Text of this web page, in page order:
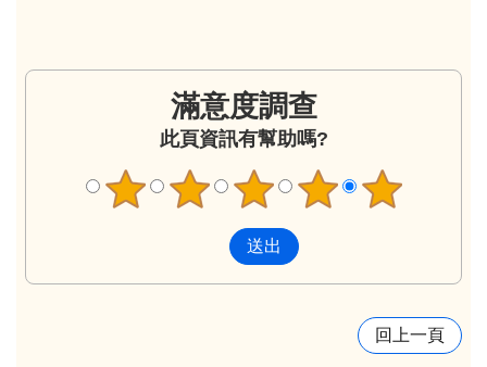
滿意度調查
此頁資訊有幫助嗎?
回上一頁